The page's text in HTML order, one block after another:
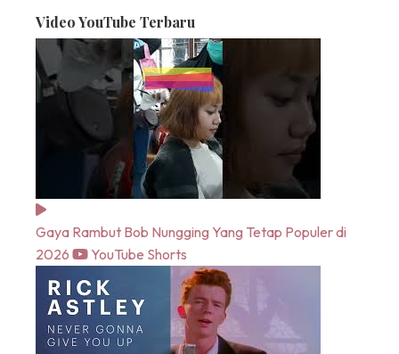
Video YouTube Terbaru
Gaya Rambut Bob Nungging Yang Tetap Populer di
2026
YouTube Shorts